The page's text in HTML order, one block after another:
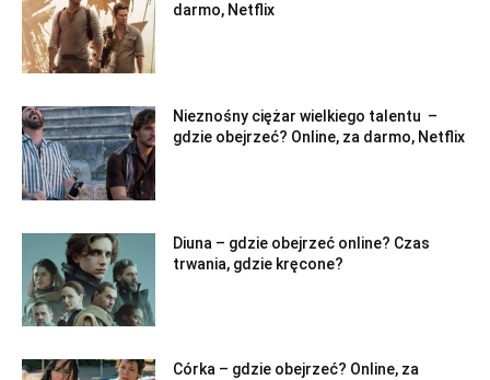
darmo, Netflix
Nieznośny ciężar wielkiego talentu –
gdzie obejrzeć? Online, za darmo, Netflix
Diuna – gdzie obejrzeć online? Czas
trwania, gdzie kręcone?
Córka – gdzie obejrzeć? Online, za